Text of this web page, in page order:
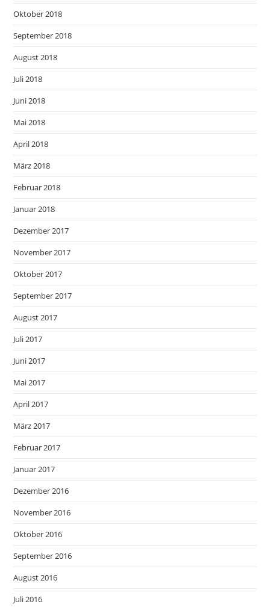
Oktober 2018
September 2018
August 2018
Juli 2018
Juni 2018
Mai 2018
April 2018
März 2018
Februar 2018
Januar 2018
Dezember 2017
November 2017
Oktober 2017
September 2017
August 2017
Juli 2017
Juni 2017
Mai 2017
April 2017
März 2017
Februar 2017
Januar 2017
Dezember 2016
November 2016
Oktober 2016
September 2016
August 2016
Juli 2016